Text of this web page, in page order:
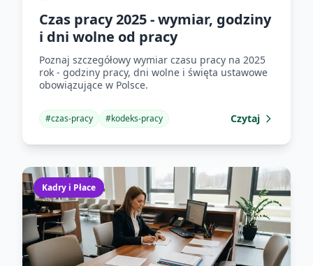
Czas pracy 2025 - wymiar, godziny
i dni wolne od pracy
Poznaj szczegółowy wymiar czasu pracy na 2025
rok - godziny pracy, dni wolne i święta ustawowe
obowiązujące w Polsce.
#czas-pracy #kodeks-pracy Czytaj
Kadry i Płace